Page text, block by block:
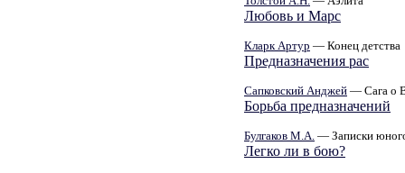
Любовь и Марс
Кларк Артур — Конец детства
Предназначения рас
Сапковский Анджей — Сага о
Борьба предназначений
Булгаков М.А. — Записки
Легко ли в бою?